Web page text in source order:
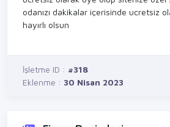
odanızı dakikalar içerisinde ucretsiz
hayırlı olsun
İşletme ID : #318
Eklenme : 30 Nisan 2023